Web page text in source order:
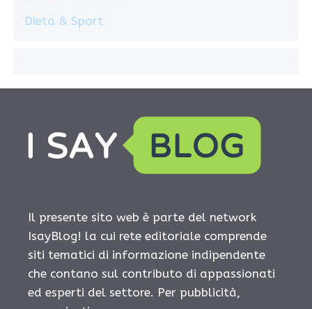
Dieta & Sport
Il presente sito web è parte del network
IsayBlog! la cui rete editoriale comprende
siti tematici di informazione indipendente
che contano sul contributo di appassionati
ed esperti del settore. Per pubblicità,